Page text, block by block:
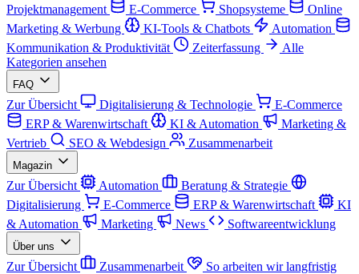
Projektmanagement
E-Commerce Shopsysteme
Online
Marketing & Werbung
KI-Tools & Chatbots
Automation
Kommunikation & Produktivität
Zeiterfassung
Alle
Kategorien ansehen
FAQ
Zur Übersicht Digitalisierung & Technologie
E-Commerce
ERP & Warenwirtschaft
KI & Automation
Marketing &
Vertrieb
SEO & Webdesign Zusammenarbeit
Magazin
Zur Übersicht Automation
Beratung & Strategie
Digitalisierung
E-Commerce ERP & Warenwirtschaft
KI
& Automation
Marketing News Softwareentwicklung
Über uns
Zur Übersicht Zusammenarbeit
So arbeiten wir langfristig